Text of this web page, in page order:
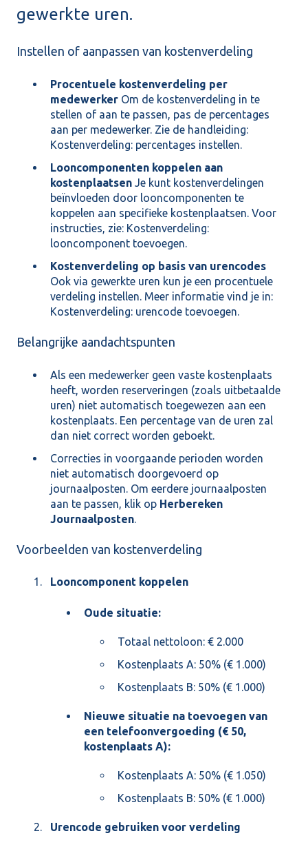
gewerkte uren.
Instellen of aanpassen van kostenverdeling
Procentuele kostenverdeling per
medewerker Om de kostenverdeling in te
stellen of aan te passen, pas de percentages
aan per medewerker. Zie de handleiding:
Kostenverdeling: percentages instellen.
Looncomponenten koppelen aan
kostenplaatsen Je kunt kostenverdelingen
beïnvloeden door looncomponenten te
koppelen aan specifieke kostenplaatsen. Voor
instructies, zie: Kostenverdeling:
looncomponent toevoegen.
Kostenverdeling op basis van urencodes
Ook via gewerkte uren kun je een procentuele
verdeling instellen. Meer informatie vind je in:
Kostenverdeling: urencode toevoegen.
Belangrijke aandachtspunten
Als een medewerker geen vaste kostenplaats
heeft, worden reserveringen (zoals uitbetaalde
uren) niet automatisch toegewezen aan een
kostenplaats. Een percentage van de uren zal
dan niet correct worden geboekt.
Correcties in voorgaande perioden worden
niet automatisch doorgevoerd op
journaalposten. Om eerdere journaalposten
aan te passen, klik op Herbereken
Journaalposten.
Voorbeelden van kostenverdeling
Looncomponent koppelen
Oude situatie:
Totaal nettoloon: € 2.000
Kostenplaats A: 50% (€ 1.000)
Kostenplaats B: 50% (€ 1.000)
Nieuwe situatie na toevoegen van
een telefoonvergoeding (€ 50,
kostenplaats A):
Kostenplaats A: 50% (€ 1.050)
Kostenplaats B: 50% (€ 1.000)
Urencode gebruiken voor verdeling